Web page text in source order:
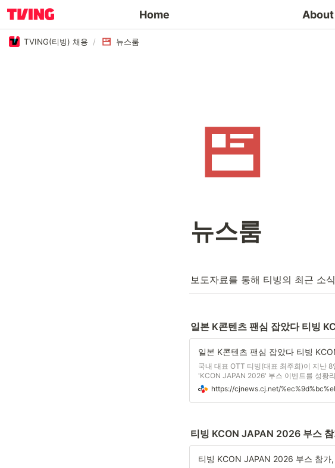
Home About
TVING(티빙) 채용 / 뉴스룸
뉴스룸
보도자료를 통해 티빙의 최근 소
일본 K콘텐츠 팬심 잡았다 티빙
일본 K콘텐츠 팬심 잡았다 티빙
국내 대표 OTT 티빙(대표 최주희)이 지난
'KCON JAPAN 2026' 부스 이벤트를 성황
KCON은 K-POP을 중심으로 K뷰티·푸드·
할 수 있는 세계적인 K페스티벌이다
티빙 KCON JAPAN 2026 부스